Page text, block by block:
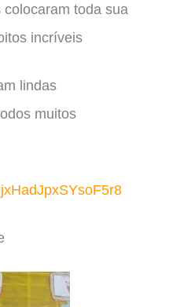
toda sua
incríveis
lindas
muitos